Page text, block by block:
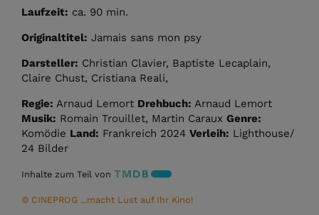
Laufzeit: ca. 90 min.
Originaltitel: Jamais sans mon psy
Darsteller: Christian Clavier, Baptiste Lecaplain,
Claire Chust, Cristiana Reali,
Regie: Arnaud Lemort Drehbuch: Arnaud Lemort
Musik: Romain Trouillet, Martin Caraux Genre:
Komödie Land: Frankreich 2024 Verleih: Lighthouse/
24 Bilder
Inhalte zum Teil von
© CINEPROG ...macht Lust auf Ihr Kino!